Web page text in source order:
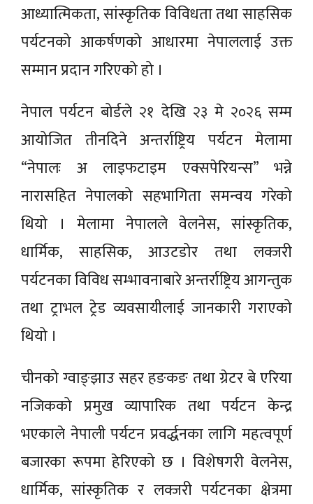
आध्यात्मिकता, सांस्कृतिक विविधता तथा साहसिक
पर्यटनको आकर्षणको आधारमा नेपाललाई उक्त
सम्मान प्रदान गरिएको हो ।
नेपाल पर्यटन बोर्डले २१ देखि २३ मे २०२६ सम्म
आयोजित तीनदिने अन्तर्राष्ट्रिय पर्यटन मेलामा
“नेपालः अ लाइफटाइम एक्सपेरियन्स” भन्ने
नारासहित नेपालको सहभागिता समन्वय गरेको
थियो । मेलामा नेपालले वेलनेस, सांस्कृतिक,
धार्मिक, साहसिक, आउटडोर तथा लक्जरी
पर्यटनका विविध सम्भावनाबारे अन्तर्राष्ट्रिय आगन्तुक
तथा ट्राभल ट्रेड व्यवसायीलाई जानकारी गराएको
थियो ।
चीनको ग्वाङ्झाउ सहर हङकङ तथा ग्रेटर बे एरिया
नजिकको प्रमुख व्यापारिक तथा पर्यटन केन्द्र
भएकाले नेपाली पर्यटन प्रवर्द्धनका लागि महत्वपूर्ण
बजारका रूपमा हेरिएको छ । विशेषगरी वेलनेस,
धार्मिक, सांस्कृतिक र लक्जरी पर्यटनका क्षेत्रमा